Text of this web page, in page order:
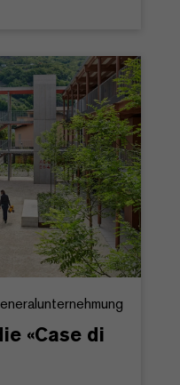
«Case di